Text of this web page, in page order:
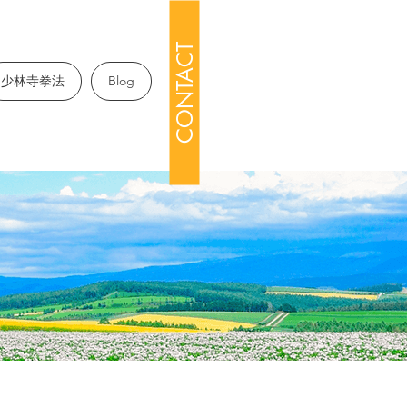
CONTACT
少林寺拳法 Blog